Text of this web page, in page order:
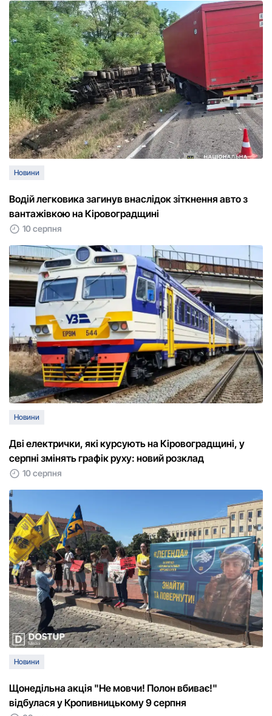
Новини
Водій легковика загинув внаслідок зіткнення авто з
вантажівкою на Кіровоградщині
10 серпня
Новини
Дві електрички, які курсують на Кіровоградщині, у
серпні змінять графік руху: новий розклад
10 серпня
Новини
Щонедільна акція "Не мовчи! Полон вбиває!"
відбулася у Кропивницькому 9 серпня